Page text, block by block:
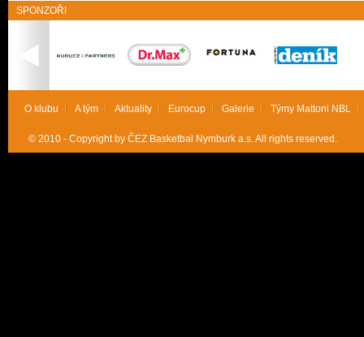
SPONZOŘI
O klubu A tým Aktuality Eurocup Galerie Týmy Mattoni NBL
© 2010 - Copyright by ČEZ Basketbal Nymburk a.s. All rights reserved.